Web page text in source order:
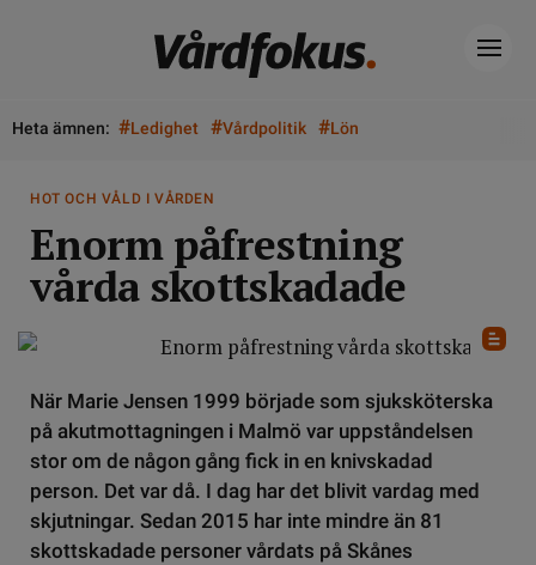
Heta ämnen: #Ledighet #Vårdpolitik #Lön
HOT OCH VÅLD I VÅRDEN
Enorm påfrestning
vårda skottskadade
När Marie Jensen 1999 började som sjuksköterska
på akutmottagningen i Malmö var uppståndelsen
stor om de någon gång fick in en knivskadad
person. Det var då. I dag har det blivit vardag med
skjutningar. Sedan 2015 har inte mindre än 81
skottskadade personer vårdats på Skånes